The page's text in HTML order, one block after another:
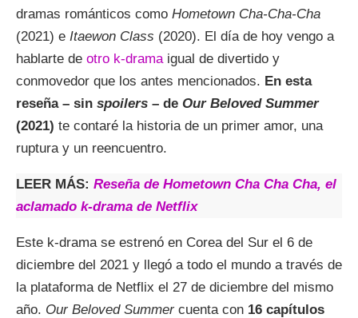
dramas románticos como Hometown Cha-Cha-Cha
(2021) e Itaewon Class (2020). El día de hoy vengo a
hablarte de otro k-dramaigual de divertido y
conmovedor que los antes mencionados. En esta
reseña – sin spoilers – de Our Beloved Summer
(2021) te contaré la historia de un primer amor, una
ruptura y un reencuentro.
LEER MÁS: Reseña de Hometown Cha Cha Cha, el
aclamado k-drama de Netflix
Este k-drama se estrenó en Corea del Sur el 6 de
diciembre del 2021 y llegó a todo el mundo a través de
la plataforma de Netflix el 27 de diciembre del mismo
año. Our Beloved Summercuenta con 16 capítulos